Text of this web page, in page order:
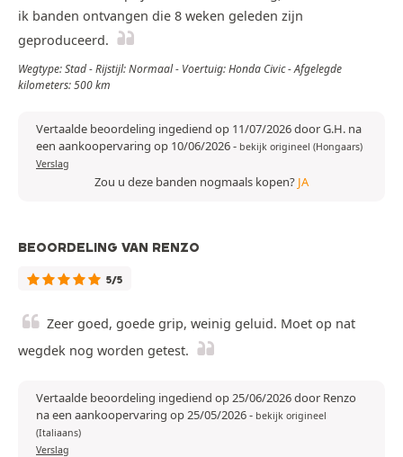
ik banden ontvangen die 8 weken geleden zijn
geproduceerd.
Wegtype: Stad - Rijstijl: Normaal - Voertuig: Honda Civic - Afgelegde
kilometers: 500 km
Vertaalde beoordeling ingediend op 11/07/2026 door G.H. na
een aankoopervaring op 10/06/2026- bekijk origineel (Hongaars)
Verslag
Zou u deze banden nogmaals kopen? JA
BEOORDELING VAN RENZO
5/5
Zeer goed, goede grip, weinig geluid. Moet op nat
wegdek nog worden getest.
Vertaalde beoordeling ingediend op 25/06/2026 door Renzo
na een aankoopervaring op 25/05/2026- bekijk origineel
(Italiaans)
Verslag